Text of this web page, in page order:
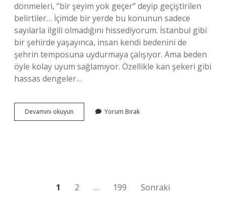
dönmeleri, “bir şeyim yok geçer” deyip geçiştirilen
belirtiler… İçimde bir yerde bu konunun sadece
sayılarla ilgili olmadığını hissediyorum. İstanbul gibi
bir şehirde yaşayınca, insan kendi bedenini de
şehrin temposuna uydurmaya çalışıyor. Ama beden
öyle kolay uyum sağlamıyor. Özellikle kan şekeri gibi
hassas dengeler…
Devamını okuyun
şeker
Yorum Bırak
1 2 … 199 Sonraki